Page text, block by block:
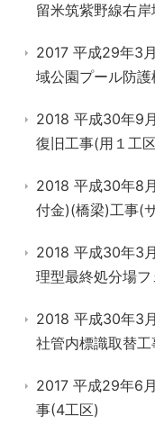
留米筑紫野線右
2017 平成29年3
域公園プール防
2018 平成30年9
復旧工事(用１工
2018 平成30年8
付金)(橋梁)工事(
2018 平成30年3
理型最終処分場
2018 平成30年3
社管内標識取替工
2017 平成29年6
事(4工区)